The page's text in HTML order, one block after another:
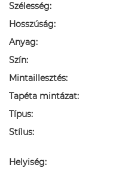
Szélesség:
Hosszúság:
Anyag:
Szín:
Mintaillesztés:
Tapéta mintázat:
Típus:
Stílus:
Helyiség: